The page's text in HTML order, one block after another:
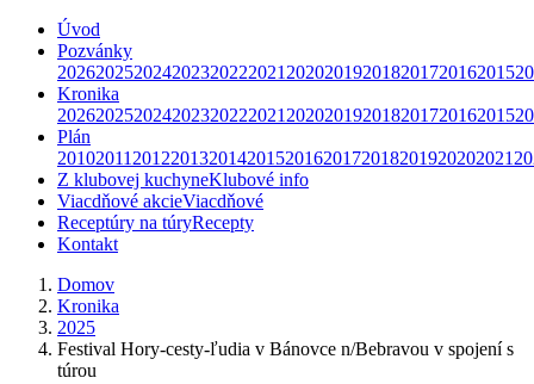
Úvod
Pozvánky
202620252024202320222021 202020192018201720162015
Kronika
202620252024202320222021 202020192018201720162015
Plán
20102011 2012201320142015201620172018201920202021
Z klubovej kuchyneKlubové info
Viacdňové akcieViacdňové
Receptúry na túryRecepty
Kontakt
Domov
Kronika
2025
Festival Hory-cesty-ľudia v Bánovce n/Bebravou v spojení s
túrou